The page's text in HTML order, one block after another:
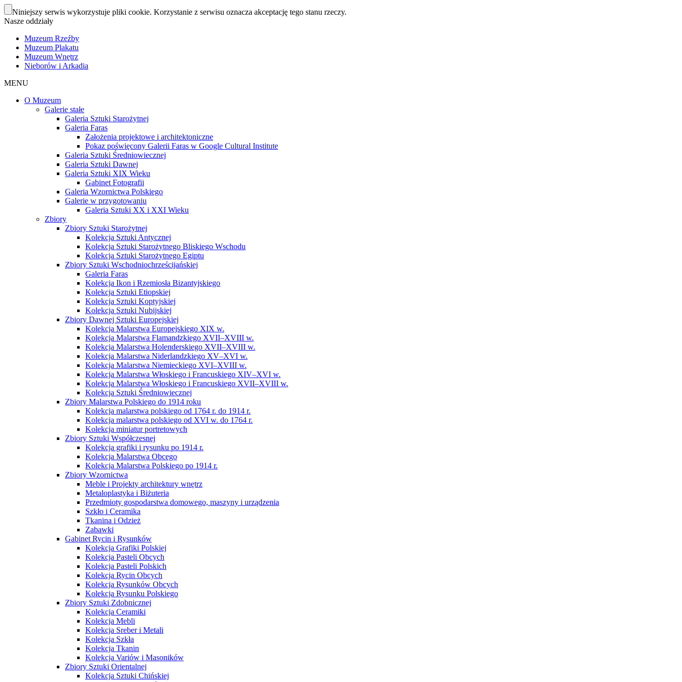
Niniejszy serwis wykorzystuje pliki cookie. Korzystanie z serwisu oznacza akceptację tego stanu rzeczy.
Nasze oddziały
Muzeum Rzeźby
Muzeum Plakatu
Muzeum Wnętrz
Nieborów i Arkadia
MENU
O Muzeum
Galerie stałe
Galeria Sztuki Starożytnej
Galeria Faras
Założenia projektowe i architektoniczne
Pokaz poświęcony Galerii Faras w Google Cultural Institute
Galeria Sztuki Średniowiecznej
Galeria Sztuki Dawnej
Galeria Sztuki XIX Wieku
Gabinet Fotografii
Galeria Wzornictwa Polskiego
Galerie w przygotowaniu
Galeria Sztuki XX i XXI Wieku
Zbiory
Zbiory Sztuki Starożytnej
Kolekcja Sztuki Antycznej
Kolekcja Sztuki Starożytnego Bliskiego Wschodu
Kolekcja Sztuki Starożytnego Egiptu
Zbiory Sztuki Wschodniochrześcijańskiej
Galeria Faras
Kolekcja Ikon i Rzemiosła Bizantyjskiego
Kolekcja Sztuki Etiopskiej
Kolekcja Sztuki Koptyjskiej
Kolekcja Sztuki Nubijskiej
Zbiory Dawnej Sztuki Europejskiej
Kolekcja Malarstwa Europejskiego XIX w.
Kolekcja Malarstwa Flamandzkiego XVII–XVIII w.
Kolekcja Malarstwa Holenderskiego XVII–XVIII w.
Kolekcja Malarstwa Niderlandzkiego XV–XVI w.
Kolekcja Malarstwa Niemieckiego XVI–XVIII w.
Kolekcja Malarstwa Włoskiego i Francuskiego XIV–XVI w.
Kolekcja Malarstwa Włoskiego i Francuskiego XVII–XVIII w.
Kolekcja Sztuki Średniowiecznej
Zbiory Malarstwa Polskiego do 1914 roku
Kolekcja malarstwa polskiego od 1764 r. do 1914 r.
Kolekcja malarstwa polskiego od XVI w. do 1764 r.
Kolekcja miniatur portretowych
Zbiory Sztuki Współczesnej
Kolekcja grafiki i rysunku po 1914 r.
Kolekcja Malarstwa Obcego
Kolekcja Malarstwa Polskiego po 1914 r.
Zbiory Wzornictwa
Meble i Projekty architektury wnętrz
Metaloplastyka i Biżuteria
Przedmioty gospodarstwa domowego, maszyny i urządzenia
Szkło i Ceramika
Tkanina i Odzież
Zabawki
Gabinet Rycin i Rysunków
Kolekcja Grafiki Polskiej
Kolekcja Pasteli Obcych
Kolekcja Pasteli Polskich
Kolekcja Rycin Obcych
Kolekcja Rysunków Obcych
Kolekcja Rysunku Polskiego
Zbiory Sztuki Zdobnicznej
Kolekcja Ceramiki
Kolekcja Mebli
Kolekcja Sreber i Metali
Kolekcja Szkła
Kolekcja Tkanin
Kolekcja Variów i Masoników
Zbiory Sztuki Orientalnej
Kolekcja Sztuki Chińskiej